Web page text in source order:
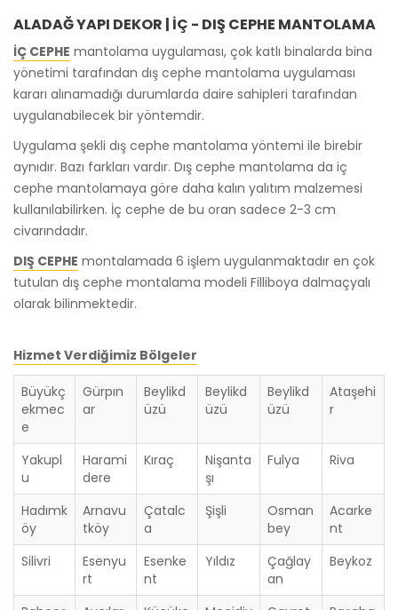
ALADAĞ YAPI DEKOR | İÇ - DIŞ CEPHE MANTOLAMA
İÇ CEPHE mantolama uygulaması, çok katlı binalarda bina
yönetimi tarafından dış cephe mantolama uygulaması
kararı alınamadığı durumlarda daire sahipleri tarafından
uygulanabilecek bir yöntemdir.
Uygulama şekli dış cephe mantolama yöntemi ile birebir
aynıdır. Bazı farkları vardır. Dış cephe mantolama da iç
cephe mantolamaya göre daha kalın yalıtım malzemesi
kullanılabilirken. İç cephe de bu oran sadece 2-3 cm
civarındadır.
DIŞ CEPHE montalamada 6 işlem uygulanmaktadır en çok
tutulan dış cephe montalama modeli Filliboya dalmaçyalı
olarak bilinmektedir.
Hizmet Verdiğimiz Bölgeler
Büyükç
ekmec
e
Gürpın
ar
Beylikd
üzü
Beylikd
üzü
Beylikd
üzü
Ataşehi
r
Yakupl
u
Harami
dere
Kıraç
Nişanta
şı
Fulya Riva
Hadımk
öy
Arnavu
tköy
Çatalc
a
Şişli
Osman
bey
Acarke
nt
Silivri
Esenyu
rt
Esenke
nt
Yıldız
Çağlay
an
Beykoz